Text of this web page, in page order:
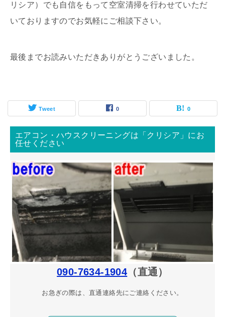
リシア）でも自信をもって空室清掃を行わせていただ
いておりますのでお気軽にご相談下さい。
最後までお読みいただきありがとうございました。
Tweet 0 0
エアコン・ハウスクリーニングは「クリシア」にお
任せください
090-7634-1904 （直通）
お急ぎの際は、直通連絡先にご連絡ください。